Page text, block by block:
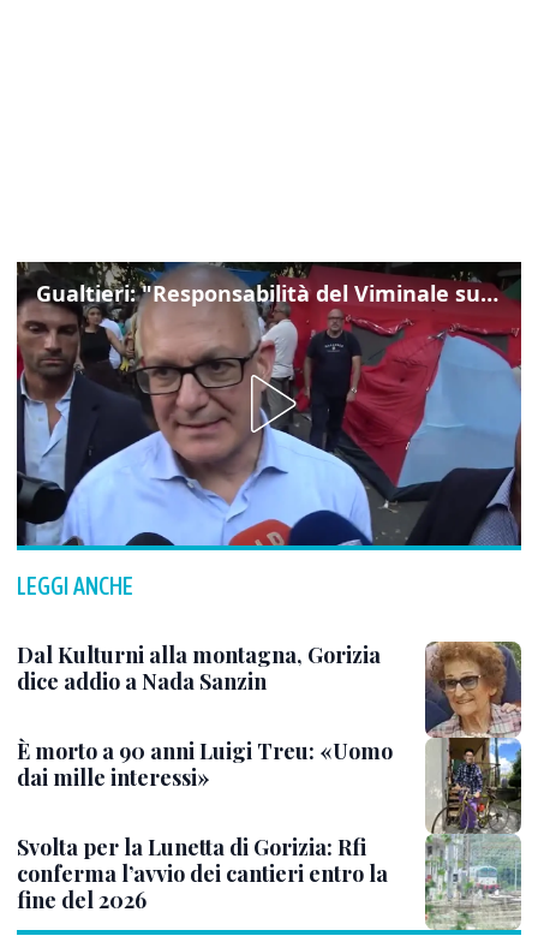
Gualtieri: "Responsabilità del Viminale su Spin Time? La posizione dei partiti è nota"
LEGGI ANCHE
Dal Kulturni alla montagna, Gorizia
dice addio a Nada Sanzin
È morto a 90 anni Luigi Treu: «Uomo
dai mille interessi»
Svolta per la Lunetta di Gorizia: Rfi
conferma l’avvio dei cantieri entro la
fine del 2026